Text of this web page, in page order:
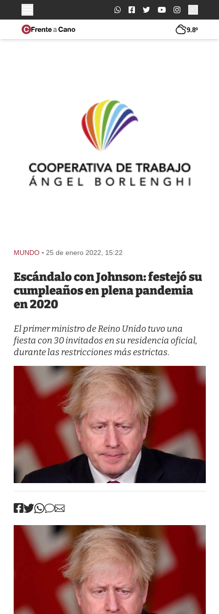
Buscar:
9.8º
MUNDO - 25 de enero 2022, 15:22
Escándalo con Johnson: festejó su
cumpleaños en plena pandemia
en 2020
El primer ministro de Reino Unido tuvo una
fiesta con 30 invitados en su residencia oficial,
durante las restricciones más estrictas.